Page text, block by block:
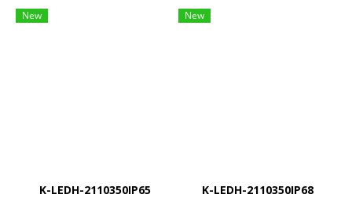
New
K-LEDH-2110350IP65
New
K-LEDH-2110350IP68